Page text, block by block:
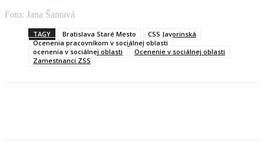
Foto: Jana Šantavá
TAGY Bratislava Staré Mesto
CSS Javorinská
Ocenenia pracovníkom v sociálnej oblasti
ocenenia v sociálnej oblasti
Ocenenie v sociálnej oblasti
Zamestnanci ZSS